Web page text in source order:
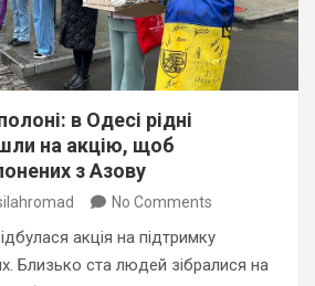
в Одесі рідні
на акцію, щоб
з Азову
No Comments
акція на підтримку
Близько ста людей зібралися на